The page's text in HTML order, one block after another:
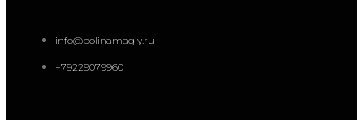
info@polinamagiy.ru
+79229079960